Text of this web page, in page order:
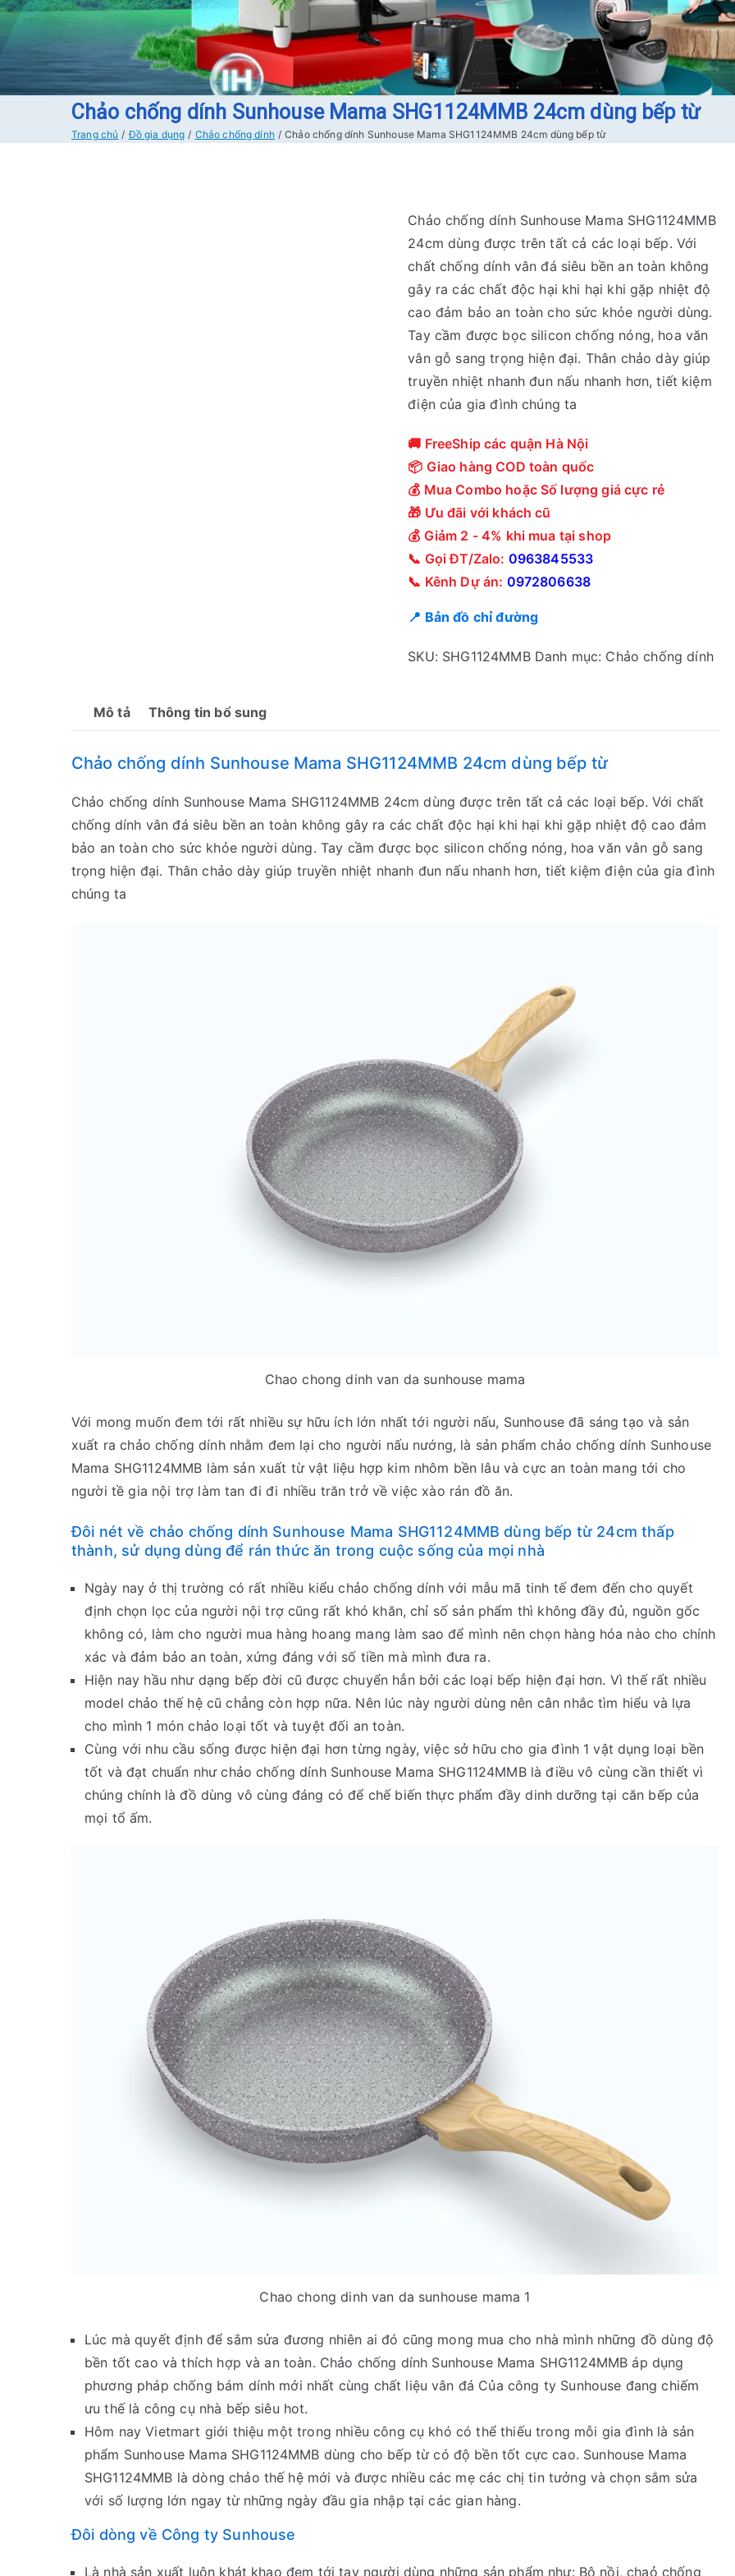
Chảo chống dính Sunhouse Mama SHG1124MMB 24cm dùng bếp từ
Trang chủ Đồ gia dụng Chảo chống dính Chảo chống dính Sunhouse Mama SHG1124MMB 24cm dùng bếp từ
Chảo chống dính Sunhouse Mama SHG1124MMB
24cm dùng được trên tất cả các loại bếp. Với
chất chống dính vân đá siêu bền an toàn không
gây ra các chất độc hại khi hại khi gặp nhiệt độ
cao đảm bảo an toàn cho sức khỏe người dùng.
Tay cầm được bọc silicon chống nóng, hoa văn
vân gỗ sang trọng hiện đại. Thân chảo dày giúp
truyền nhiệt nhanh đun nấu nhanh hơn, tiết kiệm
điện của gia đình chúng ta
🚚 FreeShip các quận Hà Nội
📦 Giao hàng COD toàn quốc
💰 Mua Combo hoặc Số lượng giá cực rẻ
🎁 Ưu đãi với khách cũ
💰 Giảm 2 - 4% khi mua tại shop
📞 Gọi ĐT/Zalo: 0963845533
📞 Kênh Dự án: 0972806638
📍 Bản đồ chỉ đường
SKU: SHG1124MMB Danh mục: Chảo chống dính
Mô tả Thông tin bổ sung
Chảo chống dính Sunhouse Mama SHG1124MMB 24cm dùng bếp từ
Chảo chống dính Sunhouse Mama SHG1124MMB 24cm dùng được trên tất cả các loại bếp. Với chất
chống dính vân đá siêu bền an toàn không gây ra các chất độc hại khi hại khi gặp nhiệt độ cao đảm
bảo an toàn cho sức khỏe người dùng. Tay cầm được bọc silicon chống nóng, hoa văn vân gỗ sang
trọng hiện đại. Thân chảo dày giúp truyền nhiệt nhanh đun nấu nhanh hơn, tiết kiệm điện của gia đình
chúng ta
Chao chong dinh van da sunhouse mama
Với mong muốn đem tới rất nhiều sự hữu ích lớn nhất tới người nấu, Sunhouse đã sáng tạo và sản
xuất ra chảo chống dính nhằm đem lại cho người nấu nướng, là sản phẩm chảo chống dính Sunhouse
Mama SHG1124MMB làm sản xuất từ vật liệu hợp kim nhôm bền lâu và cực an toàn mang tới cho
người tề gia nội trợ làm tan đi đi nhiều trăn trở về việc xào rán đồ ăn.
Đôi nét về chảo chống dính Sunhouse Mama SHG1124MMB dùng bếp từ 24cm thấp
thành, sử dụng dùng để rán thức ăn trong cuộc sống của mọi nhà
Ngày nay ở thị trường có rất nhiều kiểu chảo chống dính với mẫu mã tinh tế đem đến cho quyết
định chọn lọc của người nội trợ cũng rất khó khăn, chỉ số sản phẩm thì không đầy đủ, nguồn gốc
không có, làm cho người mua hàng hoang mang làm sao để mình nên chọn hàng hóa nào cho chính
xác và đảm bảo an toàn, xứng đáng với số tiền mà mình đưa ra.
Hiện nay hầu như dạng bếp đời cũ được chuyển hẳn bởi các loại bếp hiện đại hơn. Vì thế rất nhiều
model chảo thế hệ cũ chẳng còn hợp nữa. Nên lúc này người dùng nên cân nhắc tìm hiểu và lựa
cho mình 1 món chảo loại tốt và tuyệt đối an toàn.
Cùng với nhu cầu sống được hiện đại hơn từng ngày, việc sở hữu cho gia đình 1 vật dụng loại bền
tốt và đạt chuẩn như chảo chống dính Sunhouse Mama SHG1124MMB là điều vô cùng cần thiết vì
chúng chính là đồ dùng vô cùng đáng có để chế biến thực phẩm đầy dinh dưỡng tại căn bếp của
mọi tổ ấm.
Chao chong dinh van da sunhouse mama 1
Lúc mà quyết định để sắm sửa đương nhiên ai đó cũng mong mua cho nhà mình những đồ dùng độ
bền tốt cao và thích hợp và an toàn. Chảo chống dính Sunhouse Mama SHG1124MMB áp dụng
phương pháp chống bám dính mới nhất cùng chất liệu vân đá Của công ty Sunhouse đang chiếm
ưu thế là công cụ nhà bếp siêu hot.
Hôm nay Vietmart giới thiệu một trong nhiều công cụ khó có thể thiếu trong mỗi gia đình là sản
phẩm Sunhouse Mama SHG1124MMB dùng cho bếp từ có độ bền tốt cực cao. Sunhouse Mama
SHG1124MMB là dòng chảo thế hệ mới và được nhiều các mẹ các chị tin tưởng và chọn sắm sửa
với số lượng lớn ngay từ những ngày đầu gia nhập tại các gian hàng.
Đôi dòng về Công ty Sunhouse
Là nhà sản xuất luôn khát khao đem tới tay người dùng những sản phẩm như: Bộ nồi, chaỏ chống